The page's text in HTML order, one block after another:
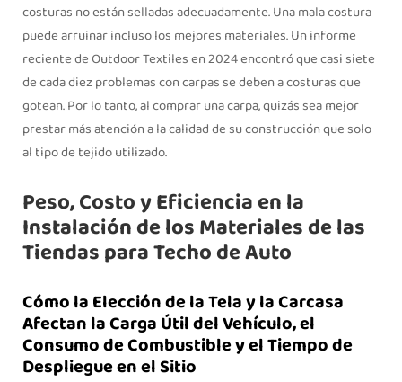
costuras no están selladas adecuadamente. Una mala costura
puede arruinar incluso los mejores materiales. Un informe
reciente de Outdoor Textiles en 2024 encontró que casi siete
de cada diez problemas con carpas se deben a costuras que
gotean. Por lo tanto, al comprar una carpa, quizás sea mejor
prestar más atención a la calidad de su construcción que solo
al tipo de tejido utilizado.
Peso, Costo y Eficiencia en la
Instalación de los Materiales de las
Tiendas para Techo de Auto
Cómo la Elección de la Tela y la Carcasa
Afectan la Carga Útil del Vehículo, el
Consumo de Combustible y el Tiempo de
Despliegue en el Sitio